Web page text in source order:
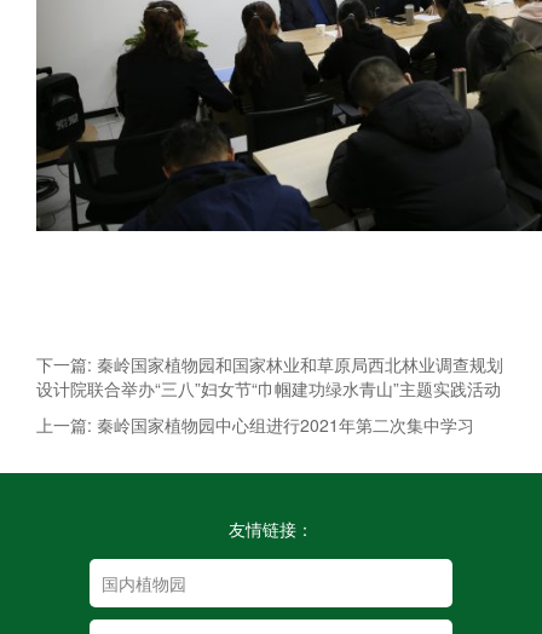
下一篇: 秦岭国家植物园和国家林业和草原局西北林业调查规划
设计院联合举办“三八”妇女节“巾帼建功绿水青山”主题实践活动
上一篇: 秦岭国家植物园中心组进行2021年第二次集中学习
友情链接：